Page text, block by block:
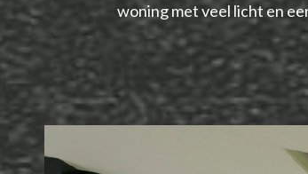
woning met veel licht en